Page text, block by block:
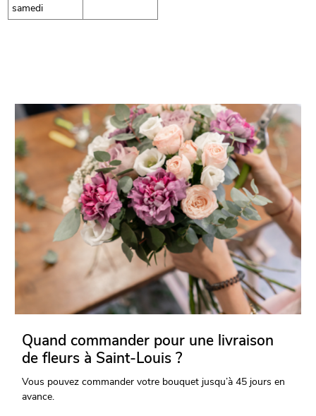
samedi
Quand commander pour une livraison
de fleurs à Saint-Louis ?
Vous pouvez commander votre bouquet jusqu’à 45 jours en
avance.